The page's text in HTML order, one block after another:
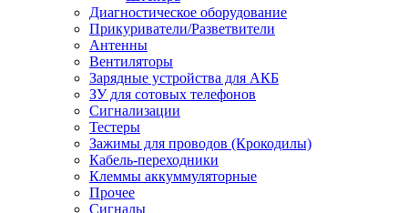
Диагностическое оборудование
Прикуриватели/Разветвители
Антенны
Вентиляторы
Зарядные устройства для АКБ
ЗУ для сотовых телефонов
Сигнализации
Тестеры
Зажимы для проводов (Крокодилы)
Кабель-переходники
Клеммы аккуммуляторные
Прочее
Сигналы